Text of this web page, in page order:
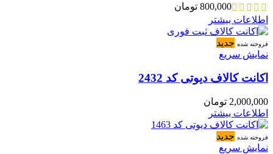
800,000 تومان
اطلاعات بیشتر
فروخته شده جدید
نمایش سریع
اکانت کالاف دیوتی کد 2432
2,000,000 تومان
اطلاعات بیشتر
فروخته شده جدید
نمایش سریع